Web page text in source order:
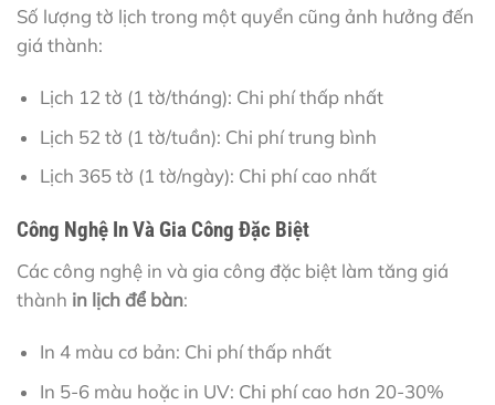
Số lượng tờ lịch trong một quyển cũng ảnh hưởng đến
giá thành:
Lịch 12 tờ (1 tờ/tháng): Chi phí thấp nhất
Lịch 52 tờ (1 tờ/tuần): Chi phí trung bình
Lịch 365 tờ (1 tờ/ngày): Chi phí cao nhất
Công Nghệ In Và Gia Công Đặc Biệt
Các công nghệ in và gia công đặc biệt làm tăng giá
thành in lịch để bàn:
In 4 màu cơ bản: Chi phí thấp nhất
In 5-6 màu hoặc in UV: Chi phí cao hơn 20-30%